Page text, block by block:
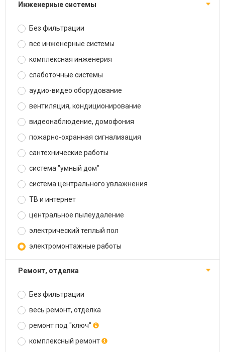
инженерные системы
Без фильтрации
все инженерные системы
комплексная инженерия
слаботочные системы
аудио-видео оборудование
вентиляция, кондиционирование
видеонаблюдение, домофония
пожарно-охранная сигнализация
сантехнические работы
система "умный дом"
система центрального увлажнения
ТВ и интернет
центральное пылеудаление
электрический теплый пол
электромонтажные работы
ремонт, отделка
Без фильтрации
весь ремонт, отделка
ремонт под "ключ"
комплексный ремонт